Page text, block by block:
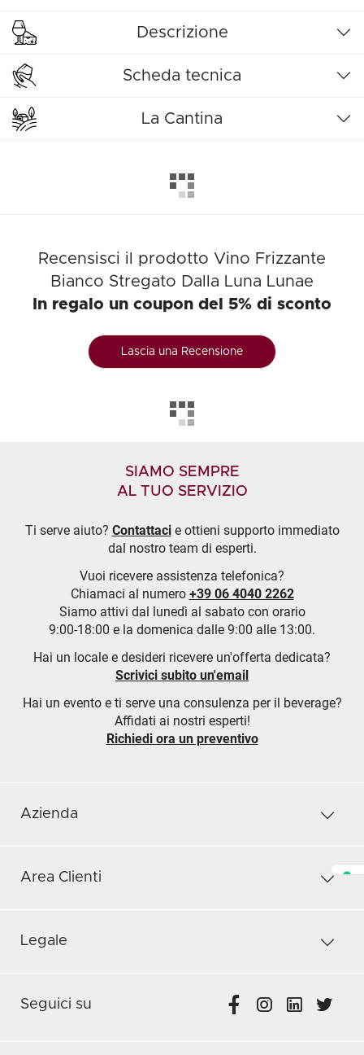
Descrizione
Scheda tecnica
La Cantina
Recensisci il prodotto Vino Frizzante
Bianco Stregato Dalla Luna Lunae
In regalo un coupon del 5% di sconto
Lascia una Recensione
SIAMO SEMPRE
AL TUO SERVIZIO
Ti serve aiuto? Contattacie ottieni supporto immediato
dal nostro team di esperti.
Vuoi ricevere assistenza telefonica?
Chiamaci al numero +39 06 4040 2262
Siamo attivi dal lunedì al sabato con orario
9:00-18:00 e la domenica dalle 9:00 alle 13:00.
Hai un locale e desideri ricevere un'offerta dedicata?
Scrivici subito un'email
Hai un evento e ti serve una consulenza per il beverage?
Affidati ai nostri esperti!
Richiedi ora un preventivo
Azienda
Area Clienti
Legale
Seguici su